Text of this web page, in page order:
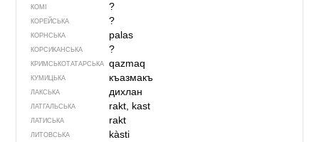
КОМІ ?
КОРЕЙСЬКА ?
КОРНСЬКА palas
КОРСИКАНСЬКА ?
КРИМСЬКОТАТАРСЬКА qazmaq
КУМИЦЬКА къазмакъ
ЛАКСЬКА дихлан
ЛАТГАЛЬСЬКА rakt, kast
ЛАТИСЬКА rakt
ЛИТОВСЬКА kàsti